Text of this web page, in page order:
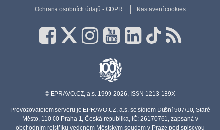
Ochrana osobních údajů - GDPR Nastavení cookies
© EPRAVO.CZ, a.s. 1999-2026, ISSN 1213-189X
Provozovatelem serveru je EPRAVO.CZ, a.s. se sídlem Dušní 907/10, Staré
Město, 110 00 Praha 1, Česká republika, IČ: 26170761, zapsaná v
obchodním rejstříku vedeném Městským soudem v Praze pod spisovou